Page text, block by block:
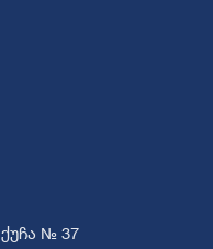
№ 37